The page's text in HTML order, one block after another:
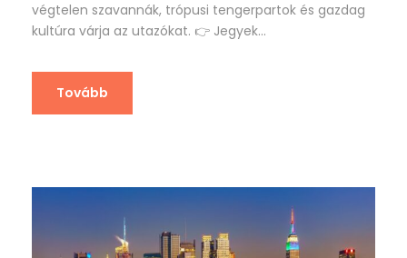
végtelen szavannák, trópusi tengerpartok és gazdag
kultúra várja az utazókat. 👉 Jegyek...
Tovább